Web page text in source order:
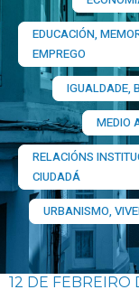
EDUCACIÓN,
EMPREGO
IGUALDADE,
MEDIO
RELACIÓNS
CIUDADÁ
URBANISMO,
12 DE FEBREIRO